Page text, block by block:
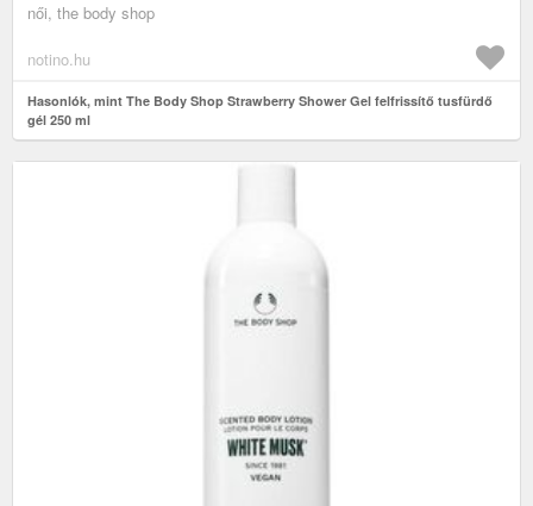
női, the body shop
notino.hu
Hasonlók, mint The Body Shop Strawberry Shower Gel felfrissítő tusfürdő
gél 250 ml